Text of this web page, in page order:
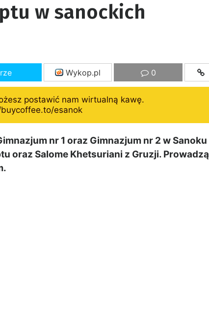
w sanockich
Wykop.pl 0
postawić nam wirtualną kawę.
esanok
nr 1 oraz Gimnazjum nr 2 w Sanoku
oraz Salome Khetsuriani z Gruzji. Prowadzą